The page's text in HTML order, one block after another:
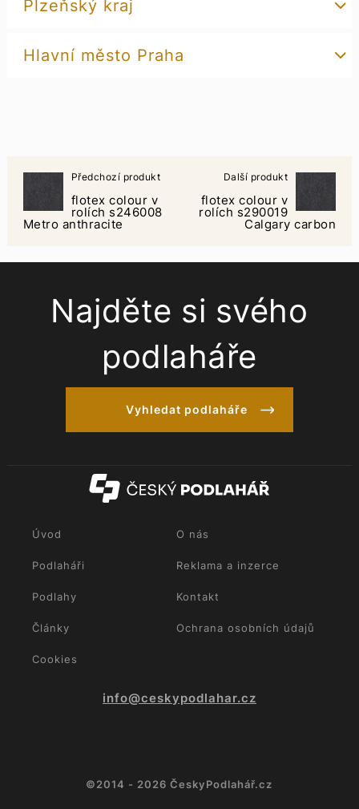
Plzeňský kraj
Hlavní město Praha
Předchozí produkt
flotex colour v
rolích s246008
Metro anthracite
Další produkt
flotex colour v
rolích s290019
Calgary carbon
Najděte si svého
podlaháře
Vyhledat podlaháře
Úvod O nás
Podlaháři Reklama a inzerce
Podlahy Kontakt
Články Ochrana osobních údajů
Cookies
info@ceskypodlahar.cz
©2014 - 2026 ČeskyPodlahář.cz